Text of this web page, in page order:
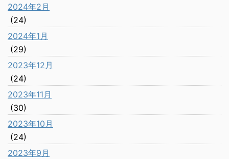
2024年2月
(24)
2024年1月
(29)
2023年12月
(24)
2023年11月
(30)
2023年10月
(24)
2023年9月